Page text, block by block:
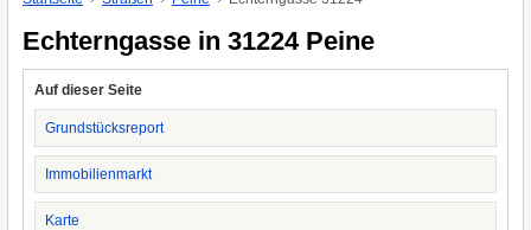
Echterngasse in 31224 Peine
Auf dieser Seite
Grundstücksreport
Immobilienmarkt
Karte